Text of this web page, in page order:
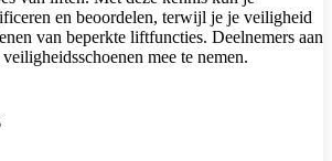
en beoordelen, terwijl je je veiligheid
van beperkte liftfuncties. Deelnemers aan
mee te nemen.